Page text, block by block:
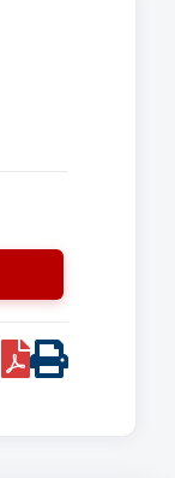
PDFPrint